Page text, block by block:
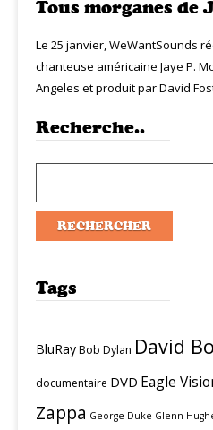
Tous morganes de
Le 25 janvier, WeWantSounds
chanteuse américaine Jaye P.
Angeles et produit par David
Recherche..
Tags
BluRayBob Dylan David
documentaire DVD Eagle
Zappa George Duke Glenn